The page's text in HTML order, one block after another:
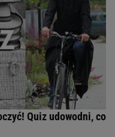
Quiz udowodni, co